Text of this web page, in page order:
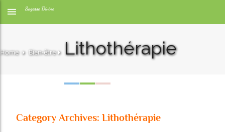
Home Bien-être Lithothérapie
Category Archives: Lithothérapie